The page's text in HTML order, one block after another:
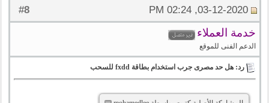
#
8 03-12-2020, 02:24 PM
خدمة العملاء
الدعم الفنى للموقع
رد: هل حد مصرى جرب استخدام بطاقة fxdd للسحب